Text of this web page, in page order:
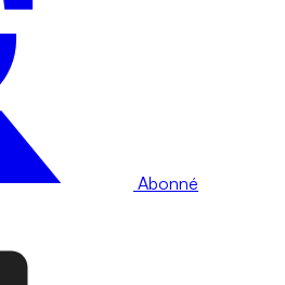
Abonné